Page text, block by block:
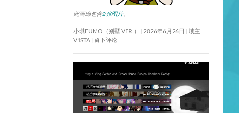
此画廊包含2张图片。
小琪FUMO（别墅 VER.） 2026年6月26日
域主
V1STA 留下评论